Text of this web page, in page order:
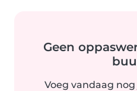
Geen
Voeg vandaag